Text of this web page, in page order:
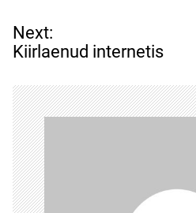
N
a
v
i
g
e
e
r
i
m
Next:
Kiirlaenud internetis